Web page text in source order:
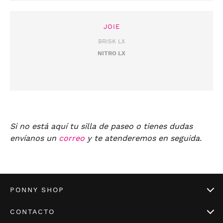
JOIE
BRISK LX
NITRO LX
Si no está aquí tu silla de paseo o tienes dudas
envíanos un correo y te atenderemos en seguida.
PONNY SHOP
CONTACTO